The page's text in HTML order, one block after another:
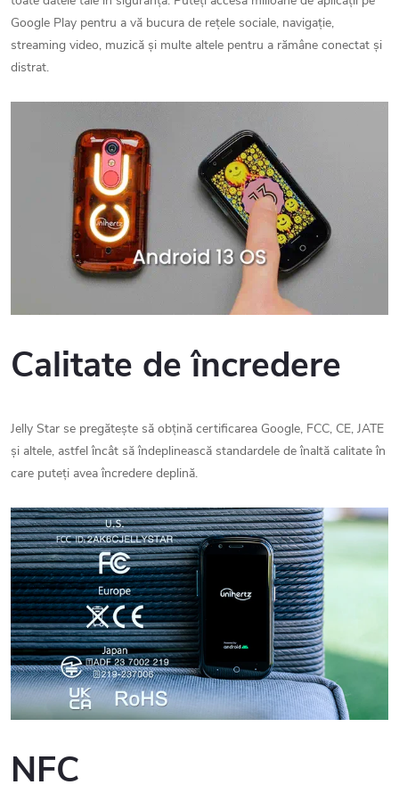
Google Play pentru a vă bucura de rețele sociale, navigație,
streaming video, muzică și multe altele pentru a rămâne conectat și
distrat.
Calitate de încredere
Jelly Star se pregătește să obțină certificarea Google, FCC, CE, JATE
și altele, astfel încât să îndeplinească standardele de înaltă calitate în
care puteți avea încredere deplină.
NFC